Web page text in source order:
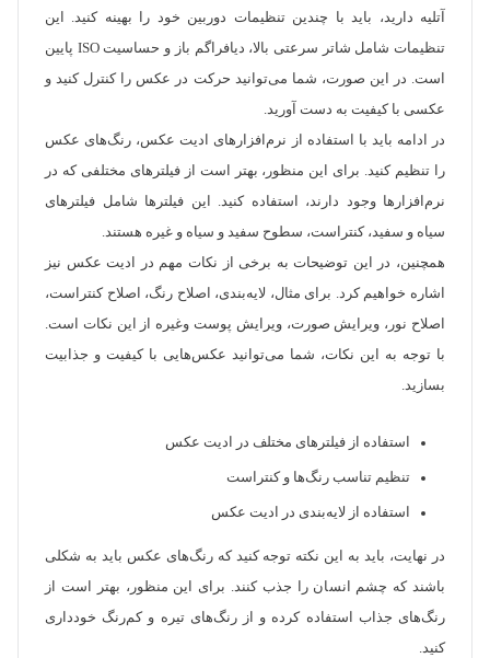
آتلیه دارید، باید با چندین تنظیمات دوربین خود را بهینه کنید. این
تنظیمات شامل شاتر سرعتی بالا، دیافراگم باز و حساسیت ISO پایین
است. در این صورت، شما می‌توانید حرکت در عکس را کنترل کنید و
عکسی با کیفیت به دست آورید.
در ادامه باید با استفاده از نرم‌افزارهای ادیت عکس، رنگ‌های عکس
را تنظیم کنید. برای این منظور، بهتر است از فیلترهای مختلفی که در
نرم‌افزارها وجود دارند، استفاده کنید. این فیلترها شامل فیلترهای
سیاه و سفید، کنتراست، سطوح سفید و سیاه و غیره هستند.
همچنین، در این توضیحات به برخی از نکات مهم در ادیت عکس نیز
اشاره خواهیم کرد. برای مثال، لایه‌بندی، اصلاح رنگ، اصلاح کنتراست،
اصلاح نور، ویرایش صورت، ویرایش پوست وغیره از این نکات است.
با توجه به این نکات، شما می‌توانید عکس‌هایی با کیفیت و جذابیت
بسازید.
استفاده از فیلترهای مختلف در ادیت عکس
تنظیم تناسب رنگ‌ها و کنتراست
استفاده از لایه‌بندی در ادیت عکس
در نهایت، باید به این نکته توجه کنید که رنگ‌های عکس باید به شکلی
باشند که چشم انسان را جذب کنند. برای این منظور، بهتر است از
رنگ‌های جذاب استفاده کرده و از رنگ‌های تیره و کم‌رنگ خودداری
کنید.